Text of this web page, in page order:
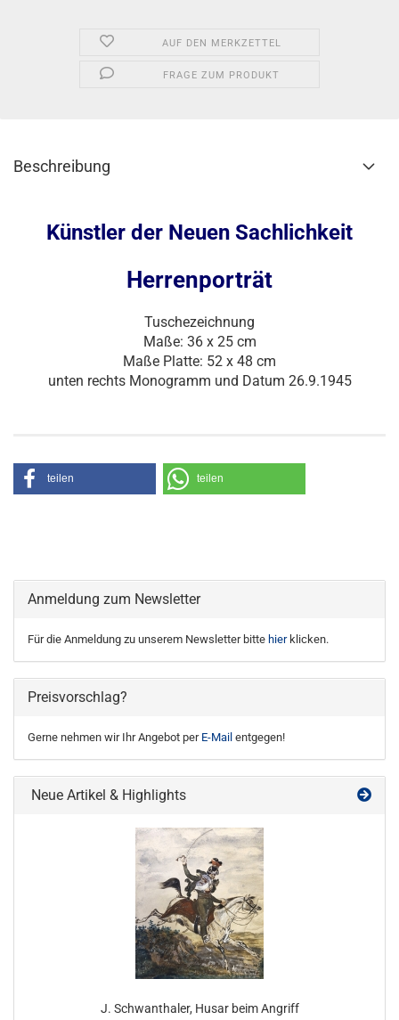
AUF DEN MERKZETTEL
FRAGE ZUM PRODUKT
Beschreibung
Künstler der Neuen Sachlichkeit
Herrenporträt
Tuschezeichnung
Maße: 36 x 25 cm
Maße Platte: 52 x 48 cm
unten rechts Monogramm und Datum 26.9.1945
teilen teilen
Anmeldung zum Newsletter
Für die Anmeldung zu unserem Newsletter bitte hierklicken.
Preisvorschlag?
Gerne nehmen wir Ihr Angebot per E-Mail entgegen!
Neue Artikel & Highlights
J. Schwanthaler, Husar beim Angriff